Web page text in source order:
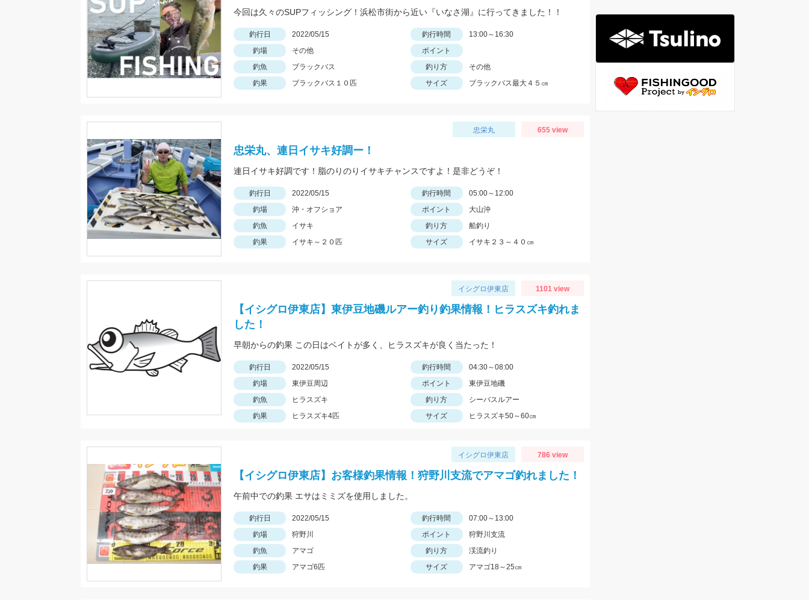
今回は久々のSUPフィッシング！浜松市街から近い『いなさ湖』に行ってきました！！
釣行日 2022/05/15 釣行時間
13:00～16:30
釣場
その他
ポイント
釣魚
ブラックバス 釣り方
その他
釣果
ブラックバス１０匹 サイズ ブラックバス最大４５㎝
忠栄丸 655 view
忠栄丸、連日イサキ好調ー！
連日イサキ好調です！脂のりのりイサキチャンスですよ！是非どうぞ！
釣行日 2022/05/15 釣行時間
05:00～12:00
釣場
沖・オフショア ポイント
大山沖
釣魚
イサキ 釣り方
船釣り
釣果
イサキ～２０匹 サイズ イサキ２３～４０㎝
イシグロ伊東店 1101 view
【イシグロ伊東店】東伊豆地磯ルアー釣り釣果情報！ヒラスズキ釣れま
した！
早朝からの釣果 この日はベイトが多く、ヒラスズキが良く当たった！
釣行日 2022/05/15 釣行時間
04:30～08:00
釣場
東伊豆周辺 ポイント
東伊豆地磯
釣魚
ヒラスズキ 釣り方
シーバスルアー
釣果
ヒラスズキ4匹 サイズ ヒラスズキ50～60㎝
イシグロ伊東店 786 view
【イシグロ伊東店】お客様釣果情報！狩野川支流でアマゴ釣れました！
午前中での釣果 エサはミミズを使用しました。
釣行日 2022/05/15 釣行時間
07:00～13:00
釣場
狩野川 ポイント
狩野川支流
釣魚
アマゴ 釣り方
渓流釣り
釣果
アマゴ6匹 サイズ アマゴ18～25㎝